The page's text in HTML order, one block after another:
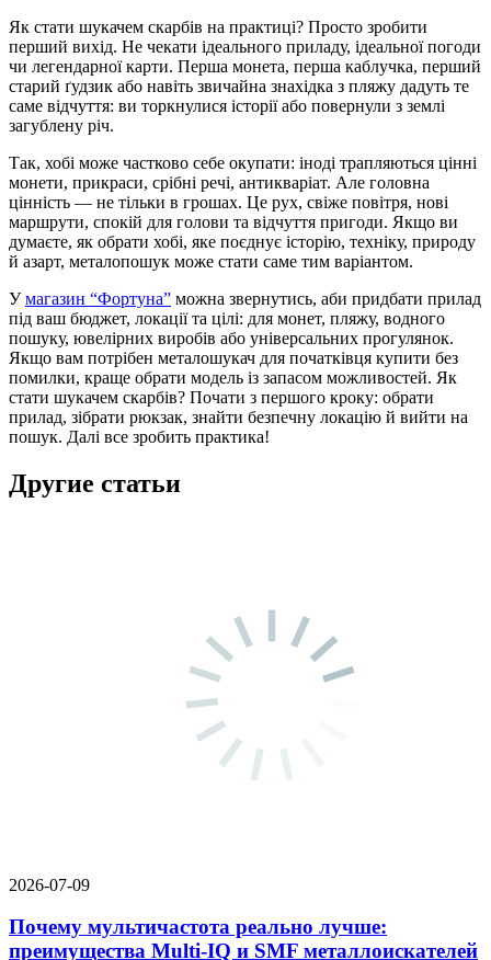
Як стати шукачем скарбів на практиці? Просто зробити
перший вихід. Не чекати ідеального приладу, ідеальної погоди
чи легендарної карти. Перша монета, перша каблучка, перший
старий ґудзик або навіть звичайна знахідка з пляжу дадуть те
саме відчуття: ви торкнулися історії або повернули з землі
загублену річ.
Так, хобі може частково себе окупати: іноді трапляються цінні
монети, прикраси, срібні речі, антикваріат. Але головна
цінність — не тільки в грошах. Це рух, свіже повітря, нові
маршрути, спокій для голови та відчуття пригоди. Якщо ви
думаєте, як обрати хобі, яке поєднує історію, техніку, природу
й азарт, металопошук може стати саме тим варіантом.
Умагазин “Фортуна” можна звернутись, аби придбати прилад
під ваш бюджет, локації та цілі: для монет, пляжу, водного
пошуку, ювелірних виробів або універсальних прогулянок.
Якщо вам потрібен металошукач для початківця купити без
помилки, краще обрати модель із запасом можливостей. Як
стати шукачем скарбів? Почати з першого кроку: обрати
прилад, зібрати рюкзак, знайти безпечну локацію й вийти на
пошук. Далі все зробить практика!
Другие статьи
2026-07-09
Почему мультичастота реально лучше:
преимущества Multi-IQ и SMF металлоискателей